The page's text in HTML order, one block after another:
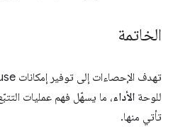
الخاتمة
للوحة الأداء، ما يسهّل فهم عمليات
تأتي منها.